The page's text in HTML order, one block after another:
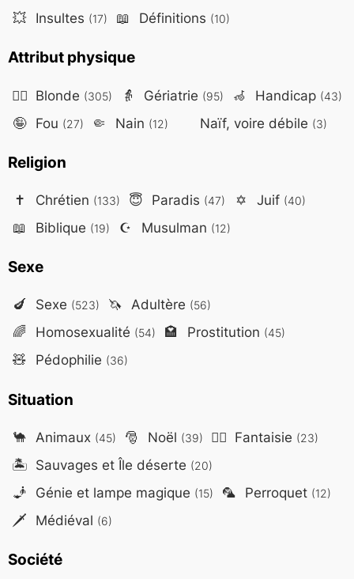
💥 Insultes (17) 📖 Définitions (10)
Attribut physique
👱‍♀️ Blonde (305) 👵 Gériatrie (95) 🦽 Handicap (43)
🤪 Fou (27) 🤏 Nain (12) Naïf, voire débile (3)
Religion
✝️ Chrétien (133) 😇 Paradis (47) ✡️ Juif (40)
📖 Biblique (19) ☪️ Musulman (12)
Sexe
🍆 Sexe (523) 🦄 Adultère (56)
🌈 Homosexualité (54) 🏩 Prostitution (45)
🧸 Pédophilie (36)
Situation
🐪 Animaux (45) 🎅 Noël (39) 🧙‍♂️ Fantaisie (23)
🏝️ Sauvages et Île déserte (20)
🧞 Génie et lampe magique (15) 🦜 Perroquet (12)
🗡️ Médiéval (6)
Société